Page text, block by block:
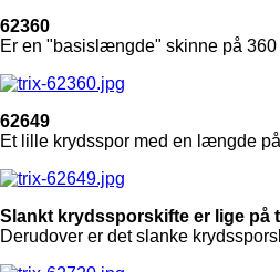
62360
Er en "basislængde" skinne på
62649
Et lille krydsspor med en længde
Slankt krydssporskifte er lige på
Derudover er det slanke